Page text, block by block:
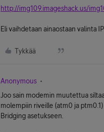
http://img109.imageshack.us/
Eli vaihdetaan ainaostaan valinta
Tykkää
Anonymous
Joo sain modemin muutettua
molempiin riveille (atm0 ja
Bridging asetukseen.